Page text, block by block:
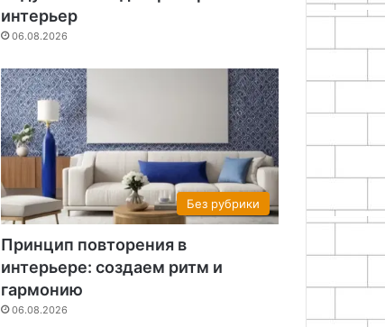
интерьер
06.08.2026
Без рубрики
Принцип повторения в
интерьере: создаем ритм и
гармонию
06.08.2026